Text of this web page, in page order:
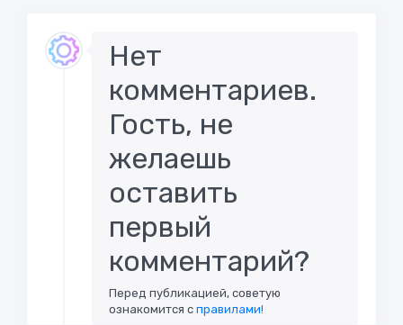
Нет
комментариев.
Гость, не
желаешь
оставить
первый
комментарий?
Перед публикацией, советую
ознакомится справилами!